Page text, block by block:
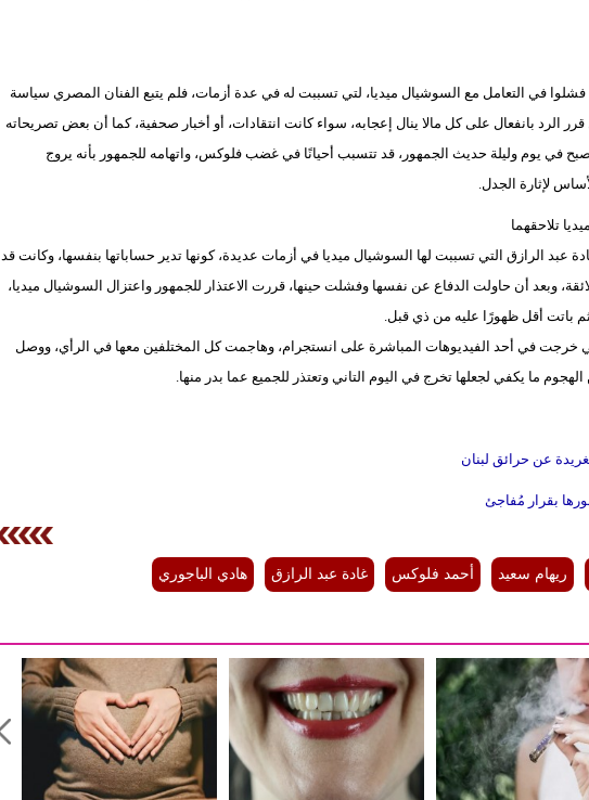
في التعامل مع السوشيال ميديا، لتي تسببت له في عدة أزمات، فلم يتبع الفنان المصري سياسة
قرر الرد بانفعال على كل مالا ينال إعجابه، سواء كانت انتقادات، أو أخبار صحفية، كما أن بعض تصريحاته
في يوم وليلة حديث الجمهور، قد تتسبب أحيانًا في غضب فلوكس، واتهامه للجمهور بأنه يروج
لإثارة الجدل.
تلاحقهما
عبد الرازق التي تسببت لها السوشيال ميديا في أزمات عديدة، كونها تدير حساباتها بنفسها، وكانت قد
وبعد أن حاولت الدفاع عن نفسها وفشلت حينها، قررت الاعتذار للجمهور واعتزال السوشيال ميديا،
باتت أقل ظهورًا عليه من ذي قبل.
خرجت في أحد الفيديوهات المباشرة على انستجرام، وهاجمت كل المختلفين معها في الرأي، ووصل
ما يكفي لجعلها تخرج في اليوم التاني وتعتذر للجميع عما بدر منها.
عن حرائق لبنان
بقرار مُفاجئ
ريهام سعيد أحمد فلوكس غادة عبد الرازق هادي الباجوري